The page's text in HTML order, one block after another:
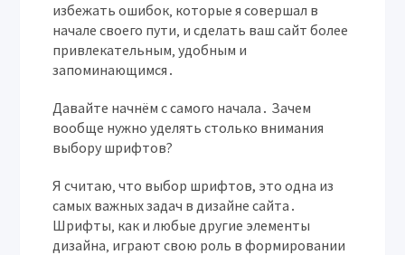
избежать ошибок‚ которые я совершал в
начале своего пути‚ и сделать ваш сайт более
привлекательным‚ удобным и
запоминающимся․
Давайте начнём с самого начала․ Зачем
вообще нужно уделять столько внимания
выбору шрифтов?
Я считаю‚ что выбор шрифтов, это одна из
самых важных задач в дизайне сайта․
Шрифты‚ как и любые другие элементы
дизайна‚ играют свою роль в формировании